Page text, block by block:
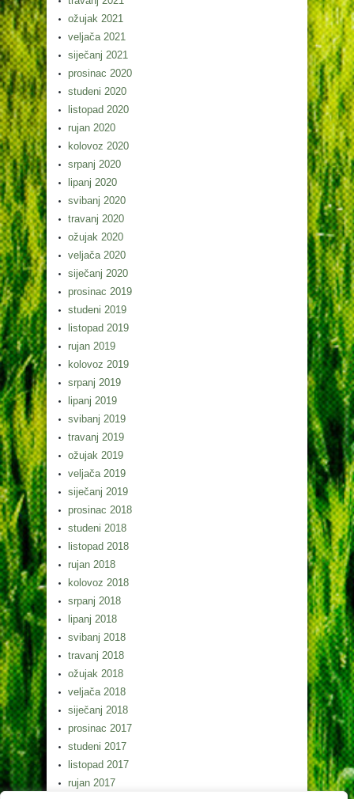
ožujak 2021
veljača 2021
siječanj 2021
prosinac 2020
studeni 2020
listopad 2020
rujan 2020
kolovoz 2020
srpanj 2020
lipanj 2020
svibanj 2020
travanj 2020
ožujak 2020
veljača 2020
siječanj 2020
prosinac 2019
studeni 2019
listopad 2019
rujan 2019
kolovoz 2019
srpanj 2019
lipanj 2019
svibanj 2019
travanj 2019
ožujak 2019
veljača 2019
siječanj 2019
prosinac 2018
studeni 2018
listopad 2018
rujan 2018
kolovoz 2018
srpanj 2018
lipanj 2018
svibanj 2018
travanj 2018
ožujak 2018
veljača 2018
siječanj 2018
prosinac 2017
studeni 2017
listopad 2017
rujan 2017